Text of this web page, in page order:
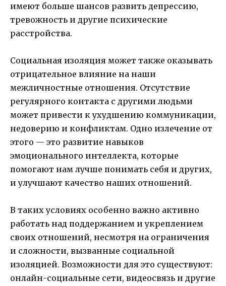
имеют больше шансов развить депрессию,
тревожность и другие психические
расстройства.
Социальная изоляция может также оказывать
отрицательное влияние на наши
межличностные отношения. Отсутствие
регулярного контакта с другими людьми
может привести к ухудшению коммуникации,
недоверию и конфликтам. Одно излечение от
этого — это развитие навыков
эмоционального интеллекта, которые
помогают нам лучше понимать себя и других,
и улучшают качество наших отношений.
В таких условиях особенно важно активно
работать над поддержанием и укреплением
своих отношений, несмотря на ограничения
и сложности, вызванные социальной
изоляцией. Возможности для это существуют:
онлайн-социальные сети, видеосвязь и другие